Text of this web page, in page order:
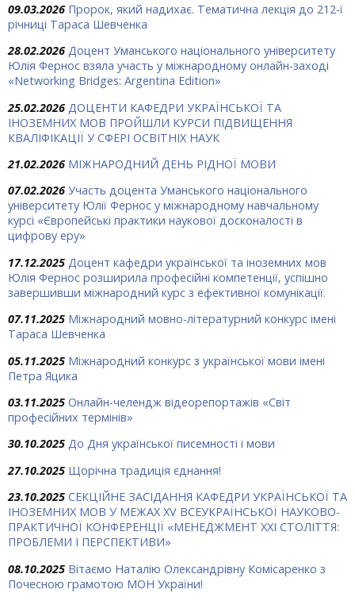
09.03.2026 Пророк, який надихає. Тематична лекція до 212-ї
річниці Тараса Шевченка
28.02.2026 Доцент Уманського національного університету
Юлія Фернос взяла участь у міжнародному онлайн-заході
«Networking Bridges: Argentina Edition»
25.02.2026 ДОЦЕНТИ КАФЕДРИ УКРАЇНСЬКОЇ ТА
ІНОЗЕМНИХ МОВ ПРОЙШЛИ КУРСИ ПІДВИЩЕННЯ
КВАЛІФІКАЦІЇ У СФЕРІ ОСВІТНІХ НАУК
21.02.2026 МІЖНАРОДНИЙ ДЕНЬ РІДНОЇ МОВИ
07.02.2026 Участь доцента Уманського національного
університету Юлії Фернос у міжнародному навчальному
курсі «Європейські практики наукової досконалості в
цифрову еру»
17.12.2025 Доцент кафедри української та іноземних мов
Юлія Фернос розширила професійні компетенції, успішно
завершивши міжнародний курс з ефективної комунікації.
07.11.2025 Міжнародний мовно-літературний конкурс імені
Тараса Шевченка
05.11.2025 Міжнародний конкурс з української мови імені
Петра Яцика
03.11.2025 Онлайн-челендж відеорепортажів «Світ
професійних термінів»
30.10.2025 До Дня української писемності і мови
27.10.2025 Щорічна традиція єднання!
23.10.2025 СЕКЦІЙНЕ ЗАСІДАННЯ КАФЕДРИ УКРАЇНСЬКОЇ ТА
ІНОЗЕМНИХ МОВ У МЕЖАХ ХV ВСЕУКРАЇНСЬКОЇ НАУКОВО-
ПРАКТИЧНОЇ КОНФЕРЕНЦІЇ «МЕНЕДЖМЕНТ XXI СТОЛІТТЯ:
ПРОБЛЕМИ І ПЕРСПЕКТИВИ»
08.10.2025 Вітаємо Наталію Олександрівну Комісаренко з
Почесною грамотою МОН України!